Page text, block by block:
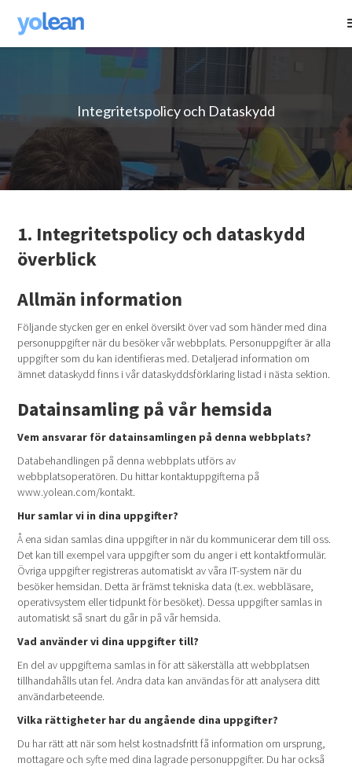
Integritetspolicy och Dataskydd
1. Integritetspolicy och dataskydd
överblick
Allmän information
Följande stycken ger en enkel översikt över vad som händer med dina
personuppgifter när du besöker vår webbplats. Personuppgifter är alla
uppgifter som du kan identifieras med. Detaljerad information om
ämnet dataskydd finns i vår dataskyddsförklaring listad i nästa sektion.
Datainsamling på vår hemsida
Vem ansvarar för datainsamlingen på denna webbplats?
Databehandlingen på denna webbplats utförs av
webbplatsoperatören. Du hittar kontaktuppgifterna på
www.yolean.com/kontakt.
Hur samlar vi in ​​dina uppgifter?
Å ena sidan samlas dina uppgifter in när du kommunicerar dem till oss.
Det kan till exempel vara uppgifter som du anger i ett kontaktformulär.
Övriga uppgifter registreras automatiskt av våra IT-system när du
besöker hemsidan. Detta är främst tekniska data (t.ex. webbläsare,
operativsystem eller tidpunkt för besöket). Dessa uppgifter samlas in
automatiskt så snart du går in på vår hemsida.
Vad använder vi dina uppgifter till?
En del av uppgifterna samlas in för att säkerställa att webbplatsen
tillhandahålls utan fel. Andra data kan användas för att analysera ditt
användarbeteende.
Vilka rättigheter har du angående dina uppgifter?
Du har rätt att när som helst kostnadsfritt få information om ursprung,
mottagare och syfte med dina lagrade personuppgifter. Du har också